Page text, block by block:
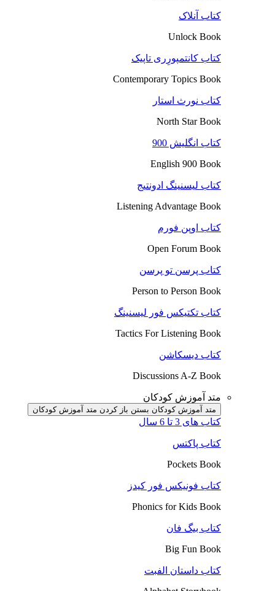
کتاب آنلاک
Unlock Book
کتاب کانتمپورِری تاپیک
Contemporary Topics Book
کتاب نورث استار
North Star Book
کتاب انگلیش 900
English 900 Book
کتاب لیسنینگ ادونتیج
Listening Advantage Book
کتاب اوپن فورم
Open Forum Book
کتاب پرسن تو پرسن
Person to Person Book
کتاب تکتیکس فور لیسنینگ
Tactics For Listening Book
کتاب دیسکاشن
Discussions A-Z Book
متد آموزش کودکان
متد آموزش کودکان بستن باز کردن متد آموزش کودکان
کتاب های 3 تا 6 سال
کتاب پاکتس
Pockets Book
کتاب فونیکس فور کیدز
Phonics for Kids Book
کتاب بیگ فان
Big Fun Book
کتاب داستان الفبت